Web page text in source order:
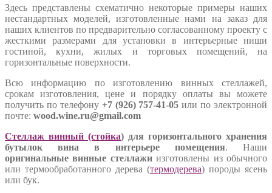
Здесь представлены схематично некоторые примеры наших
нестандартных моделей, изготовленные нами на заказ для
наших клиентов по предварительно согласованному проекту с
жесткими размерами для установки в интерьерные ниши
гостиной, кухни, жилых и торговых помещений, на
горизонтальные поверхности.
Всю информацию по изготовлению винных стеллажей,
срокам изготовления, цене и порядку оплаты вы можете
получить по телефону +7 (926) 757-41-05 или по электронной
почте: wood.wine.ru@gmail.com
Стеллаж винный (стойка) для горизонтального хранения
бутылок вина в интерьере помещения. Наши
оригинальные винные стеллажиизготовлены из обычного
или термообработанного дерева (термодерева) породы ясень
или бук.